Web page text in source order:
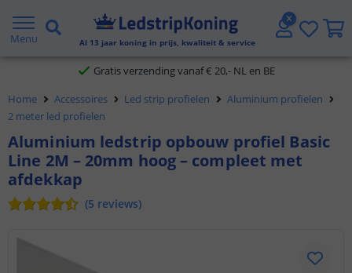
Menu Al 13 jaar koning in prijs, kwaliteit & service
5 jaar garantie
Gratis verzending vanaf € 20,- NL en BE
Klantbeoordeling 9.1
Voor 23:45 uur besteld,morgen in huis
Home Accessoires Led strip profielen
Aluminium profielen
2 meter led profielen
Aluminium ledstrip opbouw profiel Basic
Line 2M – 20mm hoog – compleet met
afdekkap
(5 reviews)